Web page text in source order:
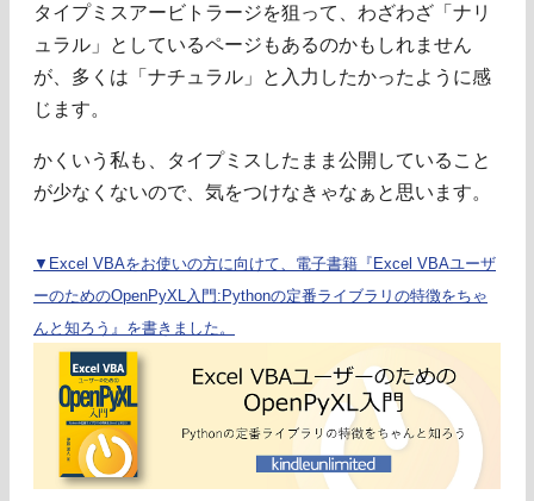
タイプミスアービトラージを狙って、わざわざ「ナリ
ュラル」としているページもあるのかもしれません
が、多くは「ナチュラル」と入力したかったように感
じます。
かくいう私も、タイプミスしたまま公開していること
が少なくないので、気をつけなきゃなぁと思います。
▼Excel VBAをお使いの方に向けて、電子書籍『Excel VBAユーザ
ーのためのOpenPyXL入門:Pythonの定番ライブラリの特徴をちゃ
んと知ろう』を書きました。